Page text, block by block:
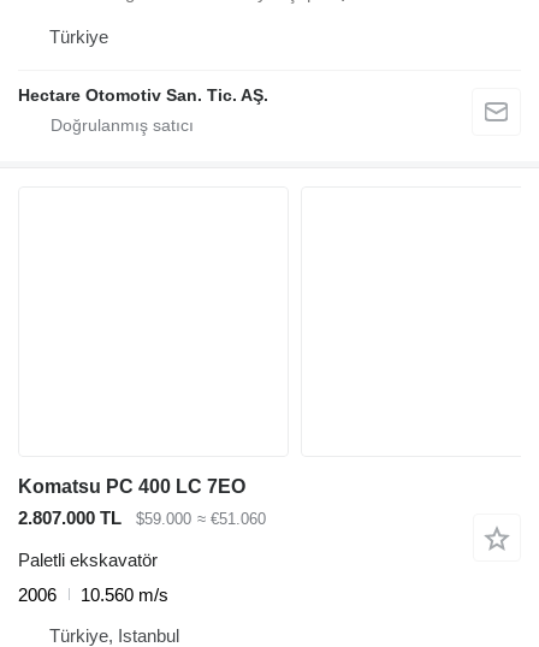
Türkiye
Hectare Otomotiv San. Tic. AŞ.
Komatsu PC 400 LC 7EO
2.807.000 TL
$59.000 ≈ €51.060
Paletli ekskavatör
2006
10.560 m/s
Türkiye, Istanbul